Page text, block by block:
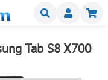
Buscar
Tab S8 X700